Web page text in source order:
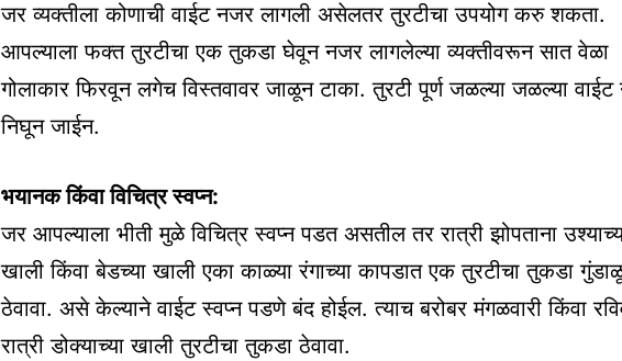
जर व्यक्तीला कोणाची वाईट नजर लागली असेलतर तुरटीचा उपयोग करु शकता.
आपल्याला फक्त तुरटीचा एक तुकडा घेवून नजर लागलेल्या व्यक्तीवरून सात वेळा
गोलाकार फिरवून लगेच विस्तवावर जाळून टाका. तुरटी पूर्ण जळल्या जळल्या
निघून जाईन.
भयानक किंवा विचित्र स्वप्न:
जर आपल्याला भीती मुळे विचित्र स्वप्न पडत असतील तर रात्री झोपताना
खाली किंवा बेडच्या खाली एका काळ्या रंगाच्या कापडात एक तुरटीचा तुकडा
ठेवावा. असे केल्याने वाईट स्वप्न पडणे बंद होईल. त्याच बरोबर मंगळवारी किंवा
रात्री डोक्याच्या खाली तुरटीचा तुकडा ठेवावा.